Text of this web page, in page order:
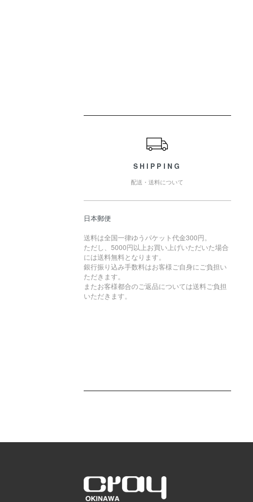
SHIPPING
配送・送料について
日本郵便
送料は全国一律ゆうパケット代金300円。
ただし、5000円以上お買い上げいただいた場合
には送料無料となります。
銀行振り込み手数料はお客様ご自身にご負担い
ただきます。
またお客様都合のご返品については送料ご負担
いただきます。